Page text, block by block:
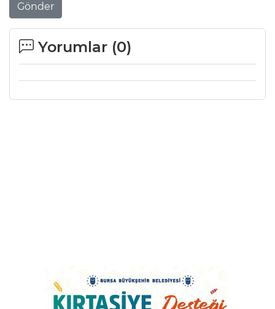
Gönder
Yorumlar (0)